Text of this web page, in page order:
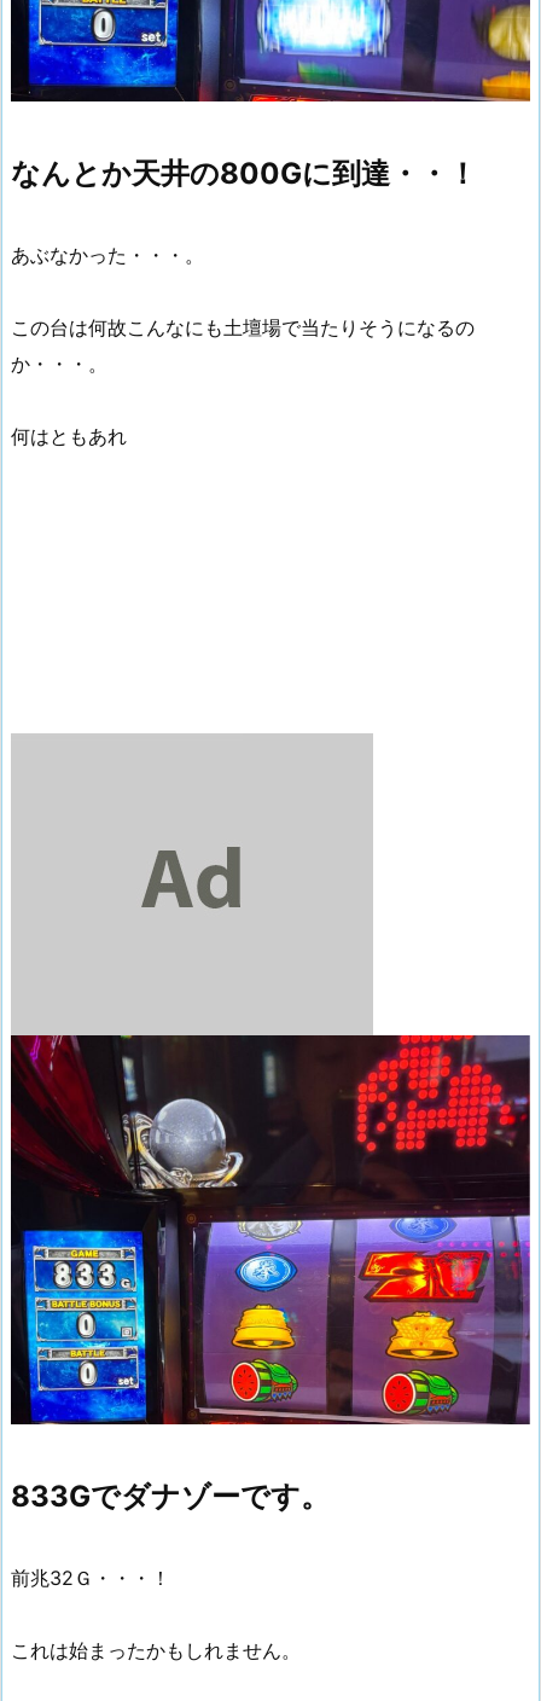
なんとか天井の800Gに到達・・！
あぶなかった・・・。
この台は何故こんなにも土壇場で当たりそうになるの
か・・・。
何はともあれ
833Gでダナゾーです。
前兆32Ｇ・・・！
これは始まったかもしれません。